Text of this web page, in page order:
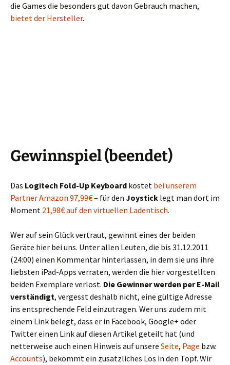
die Games die besonders gut davon Gebrauch machen,
bietet der Hersteller.
Gewinnspiel (beendet)
Das Logitech Fold-Up Keyboard kostet bei unserem
Partner Amazon 97,99€– für den Joystick legt man dort im
Moment 21,98€ auf den virtuellen Ladentisch.
Wer auf sein Glück vertraut, gewinnt eines der beiden
Geräte hier bei uns. Unter allen Leuten, die bis 31.12.2011
(24:00) einen Kommentar hinterlassen, in dem sie uns ihre
liebsten iPad-Apps verraten, werden die hier vorgestellten
beiden Exemplare verlost. Die Gewinner werden per E-Mail
verständigt, vergesst deshalb nicht, eine gültige Adresse
ins entsprechende Feld einzutragen. Wer uns zudem mit
einem Link belegt, dass er in Facebook, Google+ oder
Twitter einen Link auf diesen Artikel geteilt hat (und
netterweise auch einen Hinweis auf unsere Seite, Page bzw.
Accounts), bekommt ein zusätzliches Los in den Topf. Wir